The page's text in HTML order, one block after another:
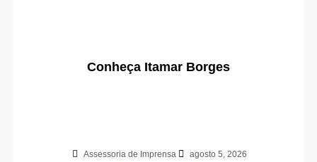
Conheça Itamar Borges
Assessoria de Imprensa agosto 5, 2026